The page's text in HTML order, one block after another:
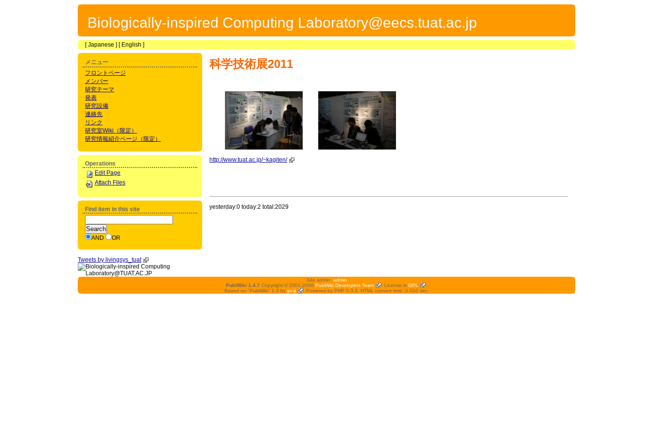
Biologically-inspired Computing Laboratory@eecs.tuat.ac.jp
[Japanese ] [ English ]
科学技術展2011
http://www.tuat.ac.jp/~kagiten/
yesterday:0 today:2 total:2029
メニュー
フロントページ
メンバー
研究テーマ
発表
研究設備
連絡先
リンク
研究室Wiki（限定）
研究情報紹介ページ（限定）
Operations
Edit Page
Attach Files
Find item in this site
AND OR
Tweets by livingsys_tuat
Site admin: admin
PukiWiki 1.4.7 Copyright © 2001-2006 PukiWiki Developers Team . License is GPL
Based on "PukiWiki" 1.3 by yu-ji . Powered by PHP 5.3.3. HTML convert time: 0.010 sec.